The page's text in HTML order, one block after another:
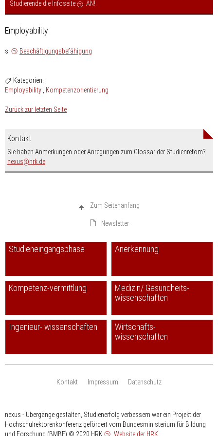
Studierende die Infoseite
AN!
Employability
s. Beschäftigungsbefähigung
Kategorien:
Employability
Kompetenzorientierung
Zurück zur letzten Seite
Kontakt
Sie haben Anmerkungen oder Anregungen zum Glossar der Studienrefom?
nexus
nospam-
hrk.de
Zum Seitenanfang
Newsletter
Studieneingangsphase Anerkennung
Kompetenz-vermittlung
Medizin/ Gesundheits-
wissenschaften
Ingenieur- wissenschaften
Wirtschafts-
wissenschaften
Kontakt Impressum Datenschutz
nexus - Übergänge gestalten, Studienerfolg verbessern war ein Projekt der
Hochschulrektorenkonferenz gefördert vom Bundesministerium für Bildung
und Forschung (BMBF) © 2020 HRK Website der HRK